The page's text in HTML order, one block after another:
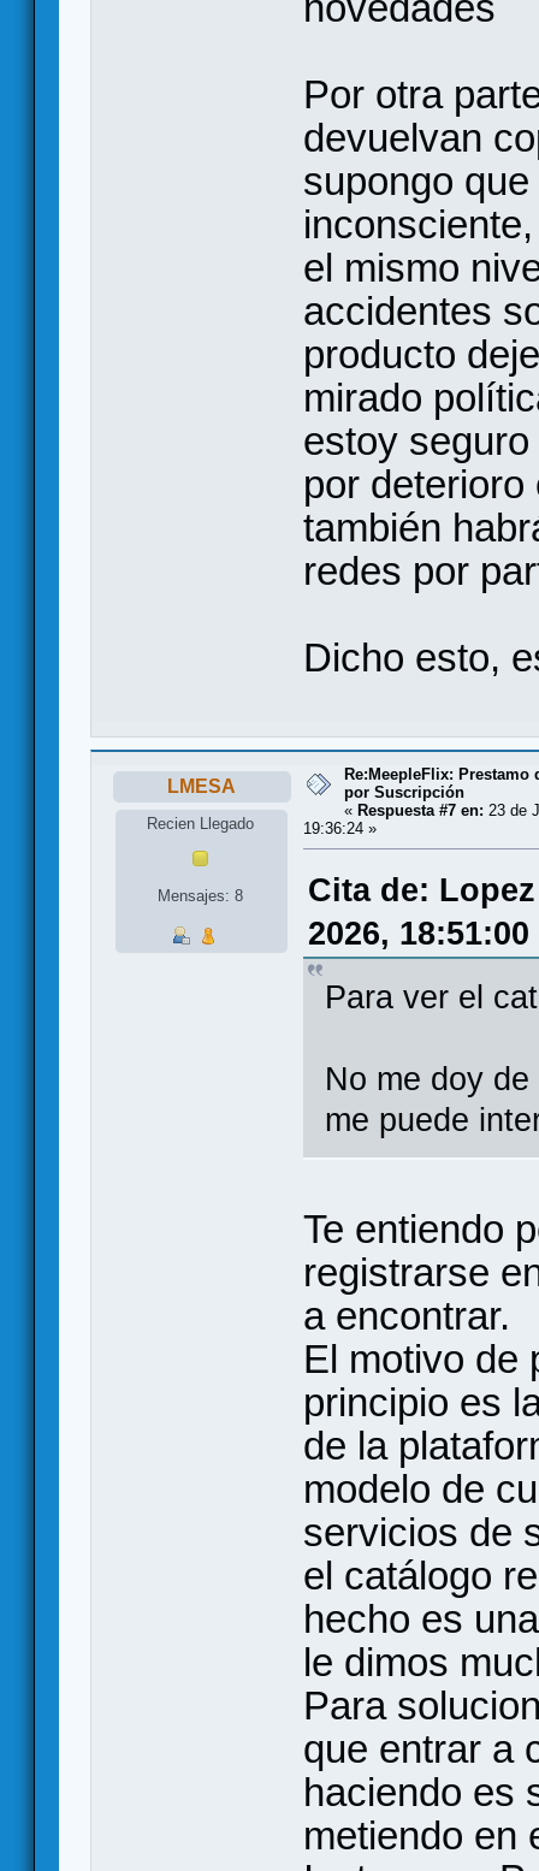
Por otra
devuelvan
supongo
el mismo
accidentes
producto
mirado
estoy
por
también
redes por
Dicho esto,
LMESA
Recien Llegado
Mensajes: 8
Re:MeepleFlix: Prestamo
por Suscripción
« Respuesta #7 en: 23 de
19:36:24 »
Cita de:
2026, 18:51:00
Para ver el
No me doy
me puede
Te entiendo
registrarse
a encontrar.
El motivo de
principio es
de la
modelo de
servicios de
el catálogo
hecho es
le dimos
Para
que entrar a
haciendo es
metiendo en